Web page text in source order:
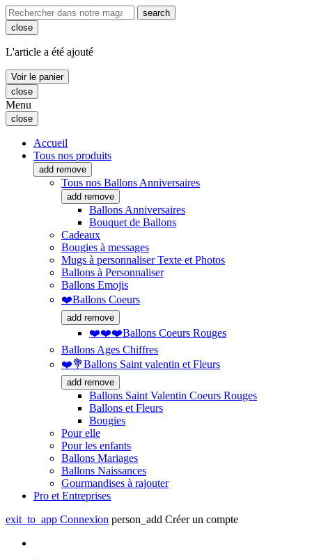
search
close
L'article a été ajouté
Voir le panier
close
Menu
close
Accueil
Tous nos produits
add remove
Tous nos Ballons Anniversaires
add remove
Ballons Anniversaires
Bouquet de Ballons
Cadeaux
Bougies à messages
Mugs à personnaliser Texte et Photos
Ballons à Personnaliser
Ballons Emojis
❤️Ballons Coeurs
add remove
❤️❤️❤️Ballons Coeurs Rouges
Ballons Ages Chiffres
❤️💐Ballons Saint valentin et Fleurs
add remove
Ballons Saint Valentin Coeurs Rouges
Ballons et Fleurs
Bougies
Pour elle
Pour les enfants
Ballons Mariages
Ballons Naissances
Gourmandises à rajouter
Pro et Entreprises
exit_to_app Connexion person_add Créer un compte